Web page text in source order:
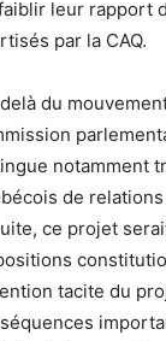
leur rapport
par la CAQ.
du
notamment
de
ce projet
tacite du